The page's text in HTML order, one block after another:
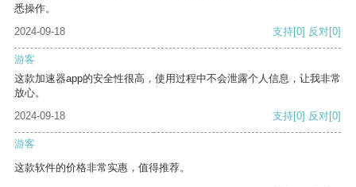
悉操作。
2024-09-18
支持[0] 反对[0]
游客
这款加速器app的安全性很高，使用过程中不会泄露个人信息，让我非常
放心。
2024-09-18
支持[0] 反对[0]
游客
这款软件的价格非常实惠，值得推荐。